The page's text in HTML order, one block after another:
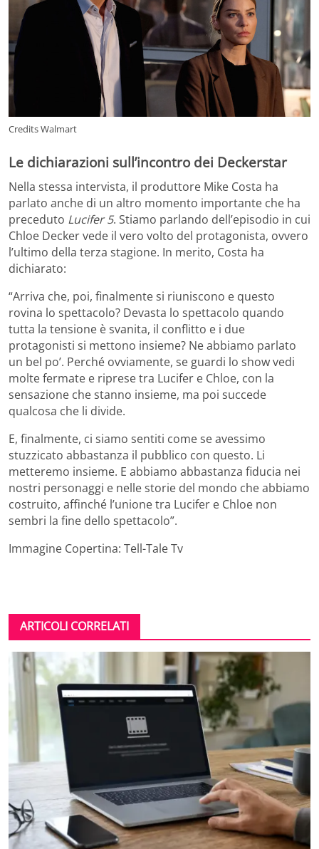
Credits Walmart
Le dichiarazioni sull’incontro dei Deckerstar
Nella stessa intervista, il produttore Mike Costa ha
parlato anche di un altro momento importante che ha
preceduto Lucifer 5. Stiamo parlando dell’episodio in cui
Chloe Decker vede il vero volto del protagonista, ovvero
l’ultimo della terza stagione. In merito, Costa ha
dichiarato:
“Arriva che, poi, finalmente si riuniscono e questo
rovina lo spettacolo? Devasta lo spettacolo quando
tutta la tensione è svanita, il conflitto e i due
protagonisti si mettono insieme? Ne abbiamo parlato
un bel po’. Perché ovviamente, se guardi lo show vedi
molte fermate e riprese tra Lucifer e Chloe, con la
sensazione che stanno insieme, ma poi succede
qualcosa che li divide.
E, finalmente, ci siamo sentiti come se avessimo
stuzzicato abbastanza il pubblico con questo. Li
metteremo insieme. E abbiamo abbastanza fiducia nei
nostri personaggi e nelle storie del mondo che abbiamo
costruito, affinché l’unione tra Lucifer e Chloe non
sembri la fine dello spettacolo”.
Immagine Copertina: Tell-Tale Tv
ARTICOLI CORRELATI